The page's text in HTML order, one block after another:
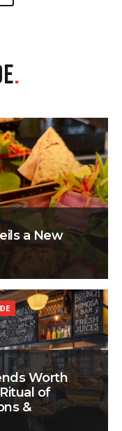
.
a New
Worth
of
&